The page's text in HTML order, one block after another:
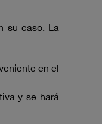
su caso. La
en el
y se hará